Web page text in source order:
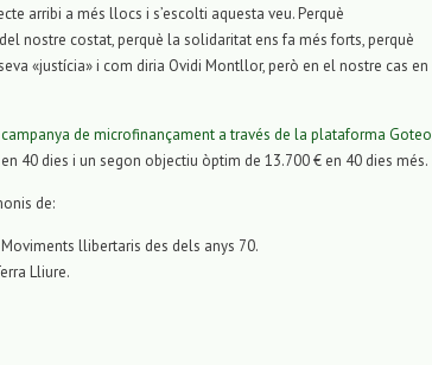
arribi a més llocs i s’escolti aquesta veu. Perquè
nostre costat, perquè la solidaritat ens fa més forts, perquè
«justícia» i com diria Ovidi Montllor, però en el nostre cas en
campanya de microfinançament a través de la plataforma Goteo
40 dies i un segon objectiu òptim de 13.700 € en 40 dies més.
de:
llibertaris des dels anys 70.
Lliure.